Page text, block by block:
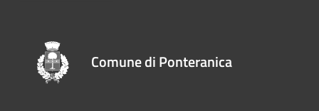
Comune di Ponteranica